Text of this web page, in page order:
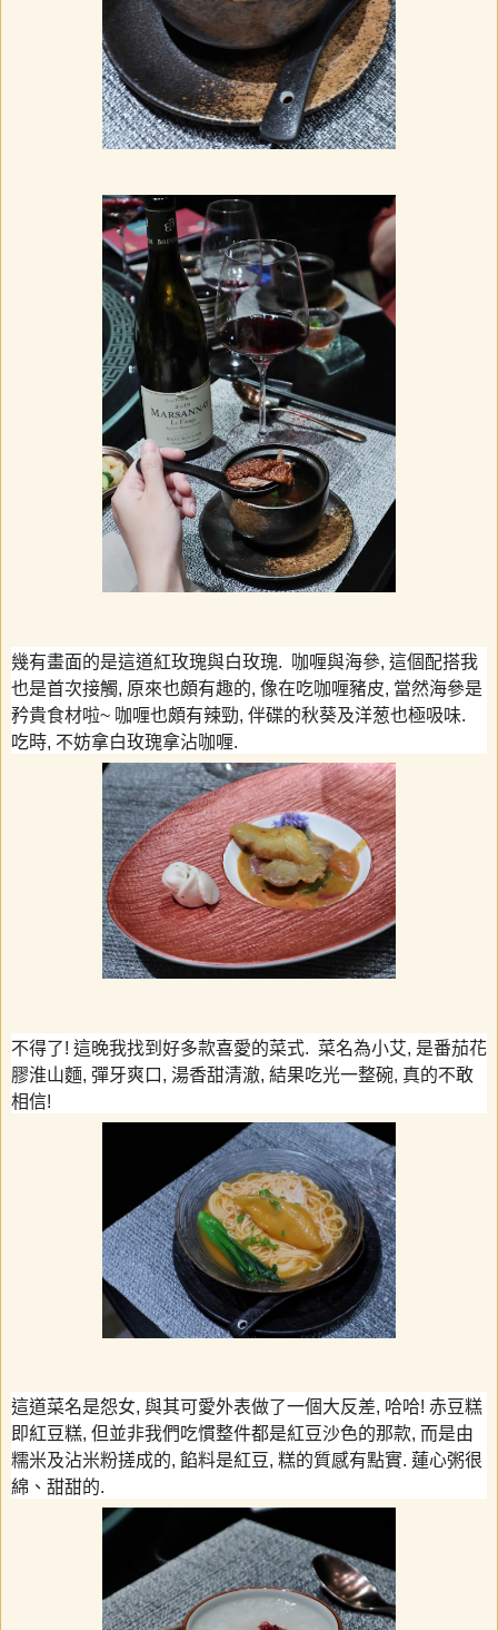
幾有畫面的是這道紅玫瑰與白玫瑰. 咖喱與海參, 這個配搭我
也是首次接觸, 原來也頗有趣的, 像在吃咖喱豬皮, 當然海參是
矜貴食材啦~ 咖喱也頗有辣勁, 伴碟的秋葵及洋葱也極吸味.
吃時, 不妨拿白玫瑰拿沾咖喱.
不得了! 這晚我找到好多款喜愛的菜式. 菜名為小艾, 是番茄花
膠淮山麵, 彈牙爽口 , 湯香甜清澈, 結果吃光一整碗, 真的不敢
相信!
這道菜名是怨女, 與其可愛外表做了一個大反差, 哈哈! 赤豆糕
即紅豆糕, 但並非我們吃慣整件都是紅豆沙色的那款, 而是由
糯米及沾米粉搓成的, 餡料是紅豆, 糕的質感有點實. 蓮心粥很
綿、甜甜的.